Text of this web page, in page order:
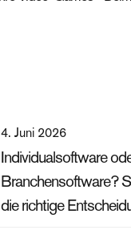
4. Juni 2026
Individualsoftware
Branchensoftware?
die richtige